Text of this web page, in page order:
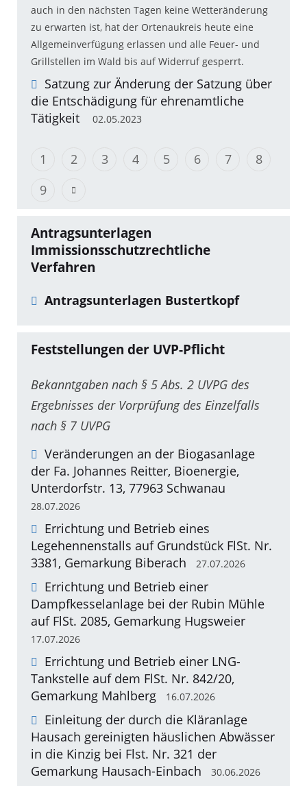
auch in den nächsten Tagen keine Wetteränderung
zu erwarten ist, hat der Ortenaukreis heute eine
Allgemeinverfügung erlassen und alle Feuer- und
Grillstellen im Wald bis auf Widerruf gesperrt.
Satzung zur Änderung der Satzung über
die Entschädigung für ehrenamtliche
Tätigkeit
02.05.2023
1 2 3 4 5 6 7
8
9
Antragsunterlagen
Immissionsschutzrechtliche
Verfahren
Antragsunterlagen Bustertkopf
Feststellungen der UVP-Pflicht
Bekanntgaben nach § 5 Abs. 2 UVPG des
Ergebnisses der Vorprüfung des Einzelfalls
nach § 7 UVPG
Veränderungen an der Biogasanlage
der Fa. Johannes Reitter, Bioenergie,
Unterdorfstr. 13, 77963 Schwanau
28.07.2026
Errichtung und Betrieb eines
Legehennenstalls auf Grundstück FlSt. Nr.
3381, Gemarkung Biberach
27.07.2026
Errichtung und Betrieb einer
Dampfkesselanlage bei der Rubin Mühle
auf FlSt. 2085, Gemarkung Hugsweier
17.07.2026
Errichtung und Betrieb einer LNG-
Tankstelle auf dem FlSt. Nr. 842/20,
Gemarkung Mahlberg
16.07.2026
Einleitung der durch die Kläranlage
Hausach gereinigten häuslichen Abwässer
in die Kinzig bei Flst. Nr. 321 der
Gemarkung Hausach-Einbach
30.06.2026